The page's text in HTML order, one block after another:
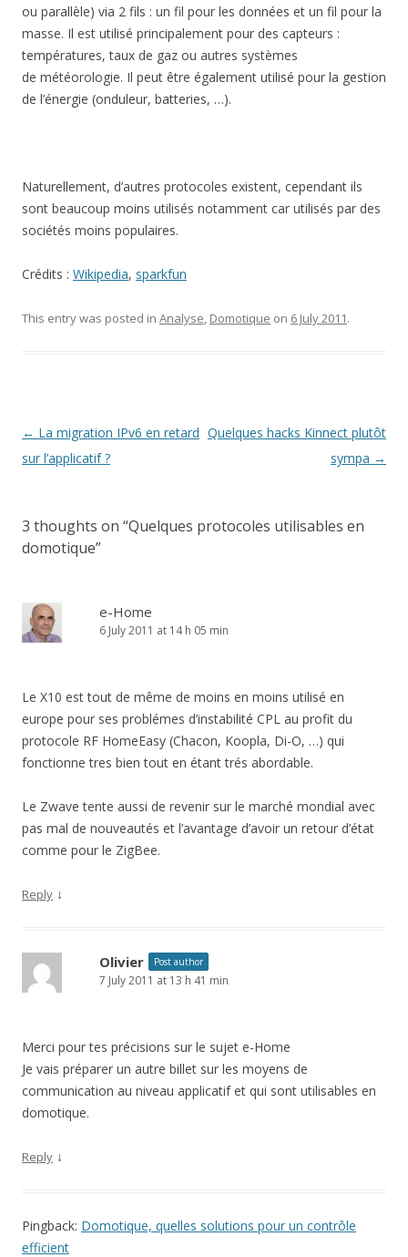
ou parallèle) via 2 fils : un fil pour les données et un fil pour la
masse. Il est utilisé principalement pour des capteurs :
températures, taux de gaz ou autres systèmes
de météorologie. Il peut être également utilisé pour la gestion
de l’énergie (onduleur, batteries, …).
Naturellement, d’autres protocoles existent, cependant ils
sont beaucoup moins utilisés notamment car utilisés par des
sociétés moins populaires.
Crédits : Wikipedia, sparkfun
This entry was posted in Analyse, Domotique on 6 July 2011.
Post
navigation
← La migration IPv6 en retard
sur l’applicatif ?
Quelques hacks Kinnect plutôt
sympa →
3 thoughts on “Quelques protocoles utilisables en
domotique”
e-Home
6 July 2011 at 14 h 05 min
Le X10 est tout de même de moins en moins utilisé en
europe pour ses problémes d’instabilité CPL au profit du
protocole RF HomeEasy (Chacon, Koopla, Di-O, …) qui
fonctionne tres bien tout en étant trés abordable.
Le Zwave tente aussi de revenir sur le marché mondial avec
pas mal de nouveautés et l’avantage d’avoir un retour d’état
comme pour le ZigBee.
Reply ↓
Olivier Post author
7 July 2011 at 13 h 41 min
Merci pour tes précisions sur le sujet e-Home
Je vais préparer un autre billet sur les moyens de
communication au niveau applicatif et qui sont utilisables en
domotique.
Reply ↓
Pingback: Domotique, quelles solutions pour un contrôle
efficient